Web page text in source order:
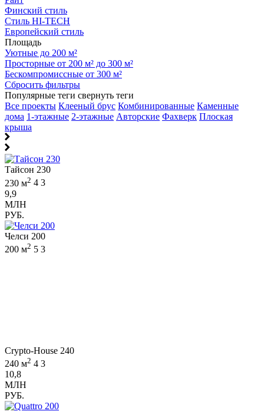
Финский стиль
Стиль HI-TECH
Европейский стиль
Площадь
Уютные до 200 м²
Просторные от 200 м² до 300 м²
Бескомпромиссные от 300 м²
Сбросить фильтры
Популярные теги свернуть теги
Все проекты Клееный брус Комбинированные Каменные
дома 1-этажные 2-этажные Авторские Фахверк Плоская
крыша
Тайсон 230
230 м2 4 3
9,9
МЛН
РУБ.
Челси 200
200 м2 5 3
Crypto-House 240
240 м2 4 3
10,8
МЛН
РУБ.